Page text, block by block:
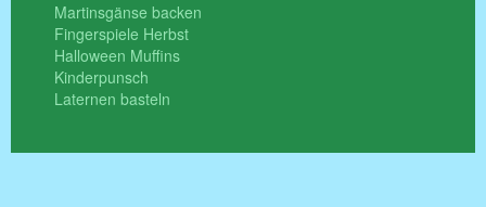
Martinsgänse backen
Fingerspiele Herbst
Halloween Muffins
Kinderpunsch
Laternen basteln